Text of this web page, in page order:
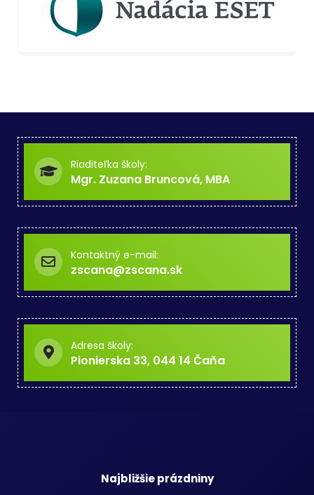
Riaditeľka školy:
Mgr. Zuzana Bruncová, MBA
Kontaktný e-mail:
zscana@zscana.sk
Adresa školy:
Pionierska 33, 044 14 Čaňa
Najbližšie prázdniny